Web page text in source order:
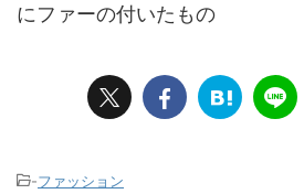
にファーの付いたもの
-ファッション